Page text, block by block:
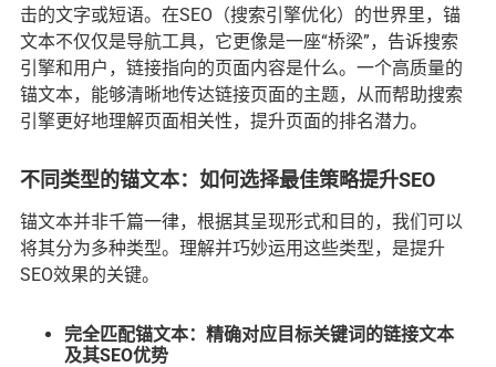
击的文字或短语。在SEO（搜索引擎优化）的世界里，锚
文本不仅仅是导航工具，它更像是一座“桥梁”，告诉搜索
引擎和用户，链接指向的页面内容是什么。一个高质量的
锚文本，能够清晰地传达链接页面的主题，从而帮助搜索
引擎更好地理解页面相关性，提升页面的排名潜力。
不同类型的锚文本：如何选择最佳策略提升SEO
锚文本并非千篇一律，根据其呈现形式和目的，我们可以
将其分为多种类型。理解并巧妙运用这些类型，是提升
SEO效果的关键。
完全匹配锚文本：精确对应目标关键词的链接文本
及其SEO优势